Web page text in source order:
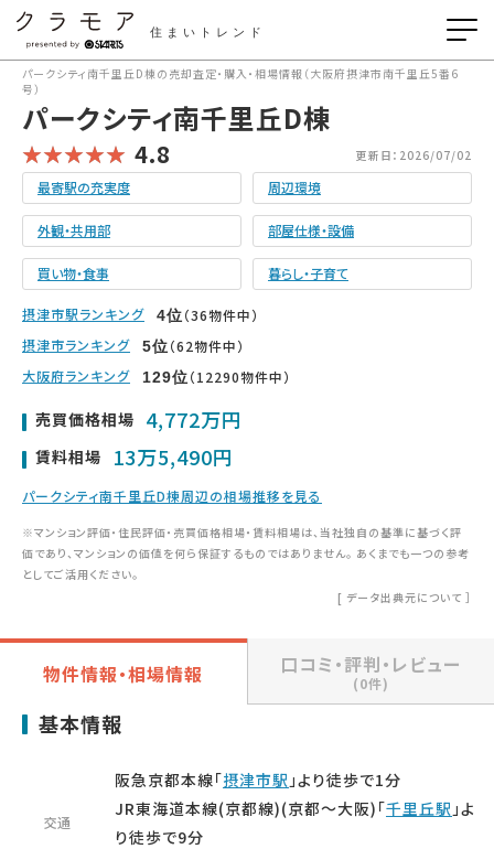
住まいトレンド
パークシティ南千里丘D棟の売却査定・購入・相場情報（大阪府摂津市南千里丘5番6
号）
パークシティ南千里丘D棟
4.8 更新日：2026/07/02
最寄駅の充実度 周辺環境
外観・共用部 部屋仕様・設備
買い物・食事 暮らし・子育て
摂津市駅ランキング 4位（36物件中）
摂津市ランキング
5位（62物件中）
大阪府ランキング
129位（12290物件中）
売買価格相場 4,772万円
賃料相場 13万5,490円
パークシティ南千里丘D棟周辺の相場推移を見る
※マンション評価・住民評価・売買価格相場・賃料相場は、当社独自の基準に基づく評
価であり、マンションの価値を何ら保証するものではありません。 あくまでも一つの参考
としてご活用ください。
[ データ出典元について ］
物件情報・相場情報 口コミ・評判・レビュー
(0件)
基本情報
交通
阪急京都本線「摂津市駅」より徒歩で1分
JR東海道本線(京都線)(京都～大阪)「千里丘駅」よ
り徒歩で9分